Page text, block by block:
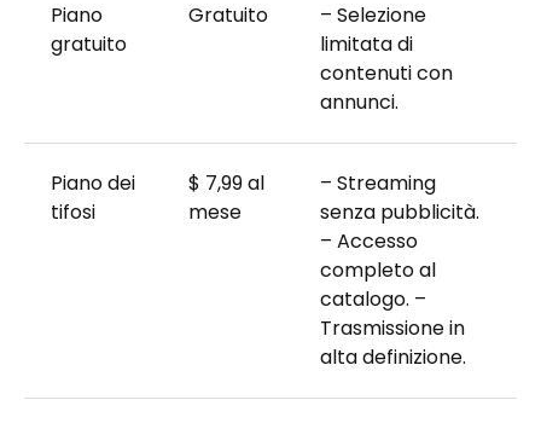
Piano
gratuito
Gratuito
– Selezione
limitata di
contenuti con
annunci.
Piano dei
tifosi
$ 7,99 al
mese
– Streaming
senza pubblicità.
– Accesso
completo al
catalogo. –
Trasmissione in
alta definizione.